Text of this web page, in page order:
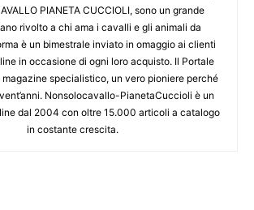
PIANETA CUCCIOLI, sono un grande
rivolto a chi ama i cavalli e gli animali da
è un bimestrale inviato in omaggio ai clienti
in occasione di ogni loro acquisto. Il Portale
specialistico, un vero pioniere perché
Nonsolocavallo-PianetaCuccioli è un
dal 2004 con oltre 15.000 articoli a catalogo
in costante crescita.